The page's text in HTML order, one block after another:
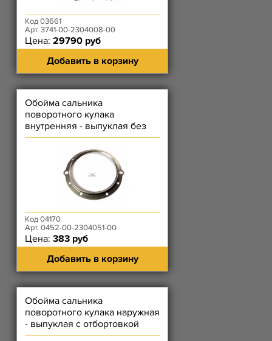
Код 03661
Арт. 3741-00-2304008-00
Цена: 29790 руб
Добавить в корзину
Обойма сальника
поворотного кулака
внутренняя - выпуклая без
отбортовки
Код 04170
Арт. 0452-00-2304051-00
Цена: 383 руб
Добавить в корзину
Обойма сальника
поворотного кулака наружная
- выпуклая с отбортовкой